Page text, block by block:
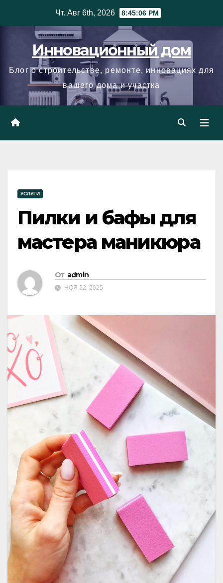
Чт. Авг 6th, 2026 8:45:07 PM
Инновационный дом
Блог о строительстве, ремонте, инновациях для
вашего дома и участка
УСЛУГИ
Пилки и бафы для
мастера маникюра
От admin
НОЯ 22, 2025